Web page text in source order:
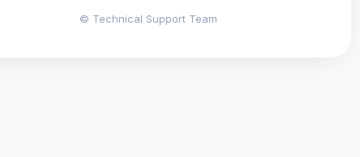
© Technical Support Team